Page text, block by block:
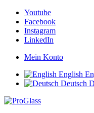
Youtube
Facebook
Instagram
LinkedIn
Mein Konto
English
Deutsch